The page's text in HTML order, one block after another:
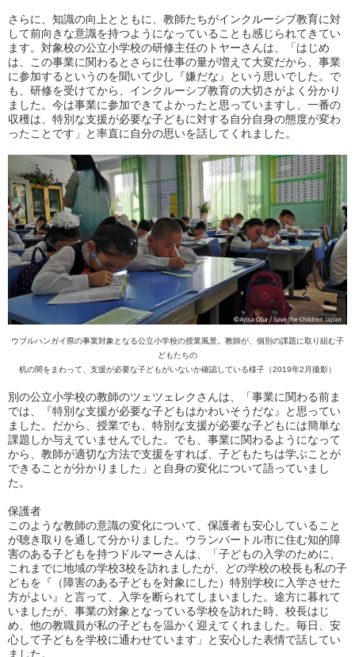
さらに、知識の向上とともに、教師たちがインクルーシブ教育に対
して前向きな意識を持つようになっていることも感じられてきてい
ます。対象校の公立小学校の研修主任のトヤーさんは、「はじめ
は、この事業に関わるとさらに仕事の量が増えて大変だから、事業
に参加するというのを聞いて少し『嫌だな』という思いでした。で
も、研修を受けてから、インクルーシブ教育の大切さがよく分かり
ました。今は事業に参加できてよかったと思っていますし、一番の
収穫は、特別な支援が必要な子どもに対する自分自身の態度が変わ
ったことです」と率直に自分の思いを話してくれました。
ウブルハンガイ県の事業対象となる公立小学校の授業風景。教師が、個別の課題に取り組む子
どもたちの
机の間をまわって、支援が必要な子どもがいないか確認している様子（2019年2月撮影）
別の公立小学校の教師のツェツェレクさんは、「事業に関わる前ま
では、『特別な支援が必要な子どもはかわいそうだな』と思ってい
ました。だから、授業でも、特別な支援が必要な子どもには簡単な
課題しか与えていませんでした。でも、事業に関わるようになって
から、教師が適切な方法で支援をすれば、子どもたちは学ぶことが
できることが分かりました」と自身の変化について語っていまし
た。
保護者
このような教師の意識の変化について、保護者も安心していること
が聴き取りを通して分かりました。ウランバートル市に住む知的障
害のある子どもを持つドルマーさんは、「子どもの入学のために、
これまでに地域の学校3校を訪れましたが、どの学校の校長も私の子
どもを『（障害のある子どもを対象にした）特別学校に入学させた
方がよい』と言って、入学を断られてしまいました。途方に暮れて
いましたが、事業の対象となっている学校を訪れた時、校長はじ
め、他の教職員が私の子どもを温かく迎えてくれました。毎日、安
心して子どもを学校に通わせています」と安心した表情で話してい
ました。